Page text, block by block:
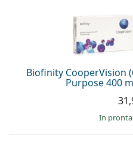
Biofinity CooperVision
Purpose 400
in